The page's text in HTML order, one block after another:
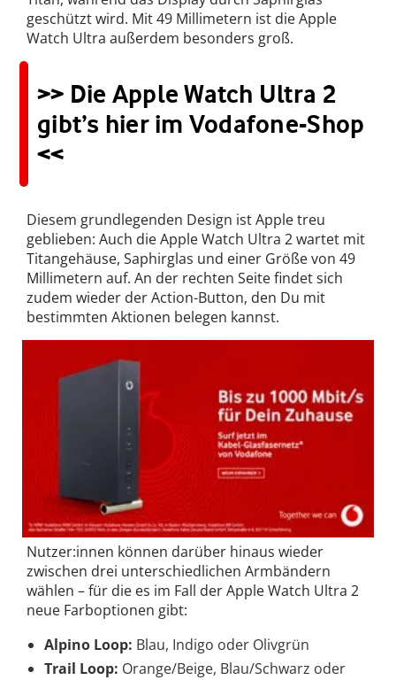
geschützt wird. Mit 49 Millimetern ist die Apple
Watch Ultra außerdem besonders groß.
>> Die Apple Watch Ultra 2
gibt’s hier im Vodafone-Shop
<<
Diesem grundlegenden Design ist Apple treu
geblieben: Auch die Apple Watch Ultra 2 wartet mit
Titangehäuse, Saphirglas und einer Größe von 49
Millimetern auf. An der rechten Seite findet sich
zudem wieder der Action-Button, den Du mit
bestimmten Aktionen belegen kannst.
Nutzer:innen können darüber hinaus wieder
zwischen drei unterschiedlichen Armbändern
wählen – für die es im Fall der Apple Watch Ultra 2
neue Farboptionen gibt:
Alpino Loop: Blau, Indigo oder Olivgrün
Trail Loop: Orange/Beige, Blau/Schwarz oder